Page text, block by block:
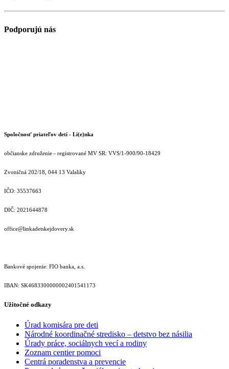
Podporujú nás
Spoločnosť priateľov detí - Li(e)nka
občianske združenie - registrované MV SR: VVS/1-900/90-18429
Zvoničná 202/18, 044 13 Valaliky
IČO: 35537663
DIČ: 2021644878
office@linkadetskejdovery.sk
Bankové spojenie: FIO banka, a.s.
IBAN: SK46833000000­02401541173
Užitočné odkazy
Úrad komisára pre deti
Národné koordinačné stredisko – detstvo bez násilia
Úrady práce, sociálnych vecí a rodiny
Zoznam centier pomoci
Centrá poradenstva a prevencie